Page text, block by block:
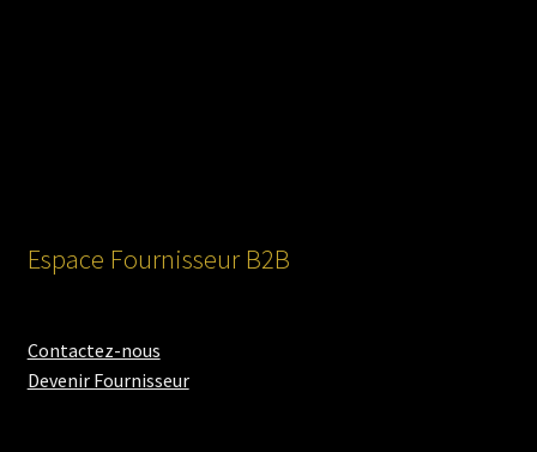
Espace Fournisseur B2B
Contactez-nous
Devenir Fournisseur